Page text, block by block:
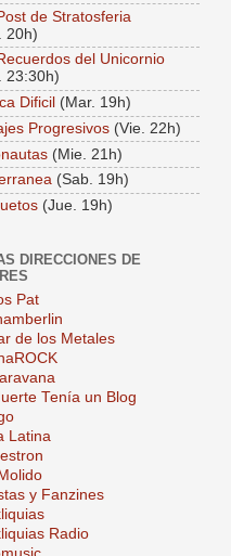
de Stratosferia
20h)
del Unicornio
23:30h)
Dificil (Mar. 19h)
Progresivos (Vie. 22h)
(Mie. 21h)
(Sab. 19h)
(Jue. 19h)
DIRECCIONES DE
Pat
de los Metales
Tenía un Blog
Latina
y Fanzines
Radio